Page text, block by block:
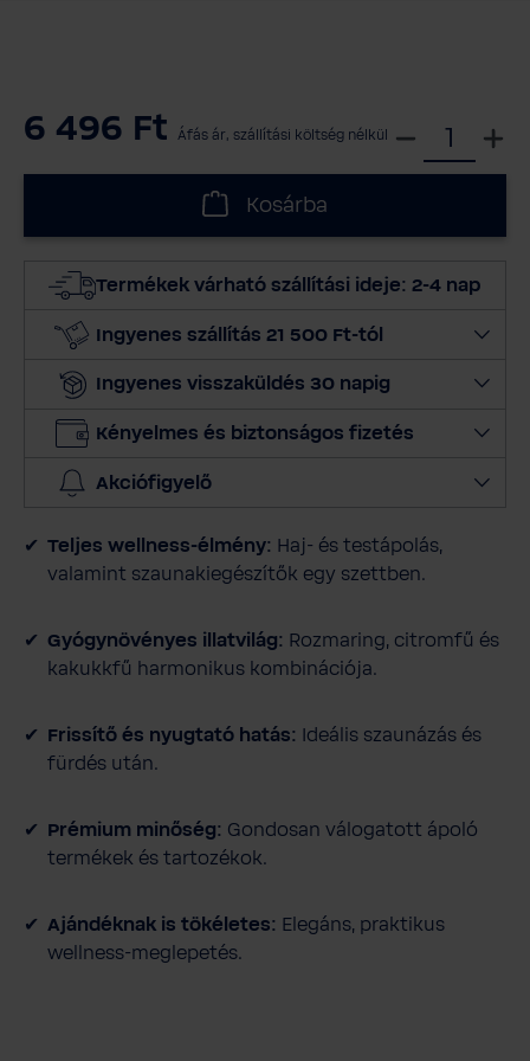
6 496 Ft Áfás ár, szállítási költség nélkül
s
m
n
y
Kosárba
Termékek várható szállítási ideje: 2-4 nap
Ingyenes szállítás 21 500 Ft-tól
Ingyenes visszaküldés 30 napig
Kényelmes és biztonságos fizetés
Akciófigyelő
Teljes wellness-élmény: Haj- és testápolás,
valamint szaunakiegészítők egy szettben.
Gyógynövényes illatvilág: Rozmaring, citromfű és
kakukkfű harmonikus kombinációja.
Frissítő és nyugtató hatás: Ideális szaunázás és
fürdés után.
Prémium minőség: Gondosan válogatott ápoló
termékek és tartozékok.
Ajándéknak is tökéletes: Elegáns, praktikus
wellness-meglepetés.